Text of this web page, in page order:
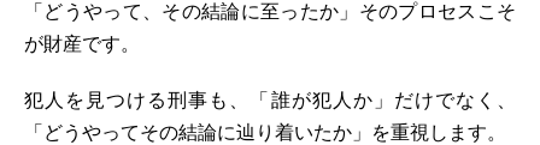
「どうやって、その結論に至ったか」そのプロセスこそ
が財産です。
犯人を見つける刑事も、「誰が犯人か」だけでなく、
「どうやってその結論に辿り着いたか」を重視します。